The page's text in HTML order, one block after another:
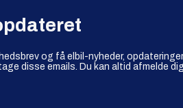
og få elbil-nyheder,
disse emails. Du kan altid afmelde